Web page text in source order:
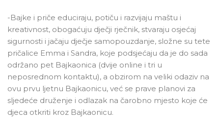
-Bajke i priče educiraju, potiču i razvijaju maštu i
kreativnost, obogaćuju dječji rječnik, stvaraju osjećaj
sigurnosti i jačaju dječje samopouzdanje, složne su tete
pričalice Emma i Sandra, koje podsjećaju da je do sada
održano pet Bajkaonica (dvije online i tri u
neposrednom kontaktu), a obzirom na veliki odaziv na
ovu prvu ljetnu Bajkaonicu, već se prave planovi za
sljedeće druženje i odlazak na čarobno mjesto koje će
djeca otkriti kroz Bajkaonicu.